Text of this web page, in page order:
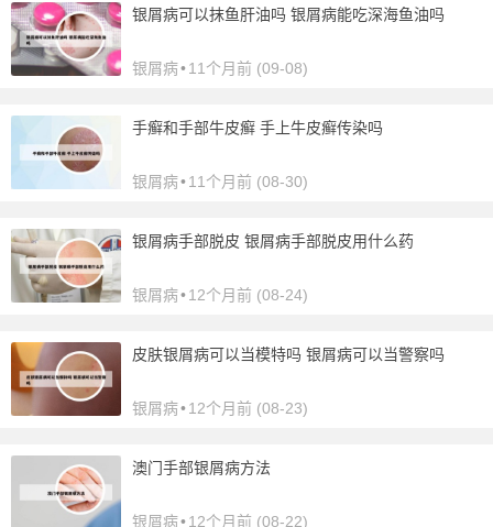
银屑病可以抹鱼肝油吗 银屑病能吃深海鱼油吗
银屑病•11个月前 (09-08)
手癣和手部牛皮癣 手上牛皮癣传染吗
银屑病•11个月前 (08-30)
银屑病手部脱皮 银屑病手部脱皮用什么药
银屑病•12个月前 (08-24)
皮肤银屑病可以当模特吗 银屑病可以当警察吗
银屑病•12个月前 (08-23)
澳门手部银屑病方法
银屑病•12个月前 (08-22)